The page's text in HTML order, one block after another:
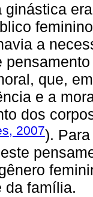
ginástica
a
que,
e a
dos
2007).
da família.